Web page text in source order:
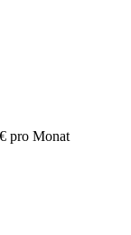
pro Monat